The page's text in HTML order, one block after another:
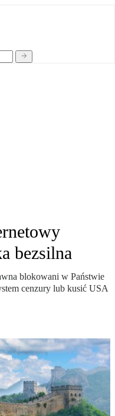
bezsilna
blokowani w Państwie
cenzury lub kusić USA